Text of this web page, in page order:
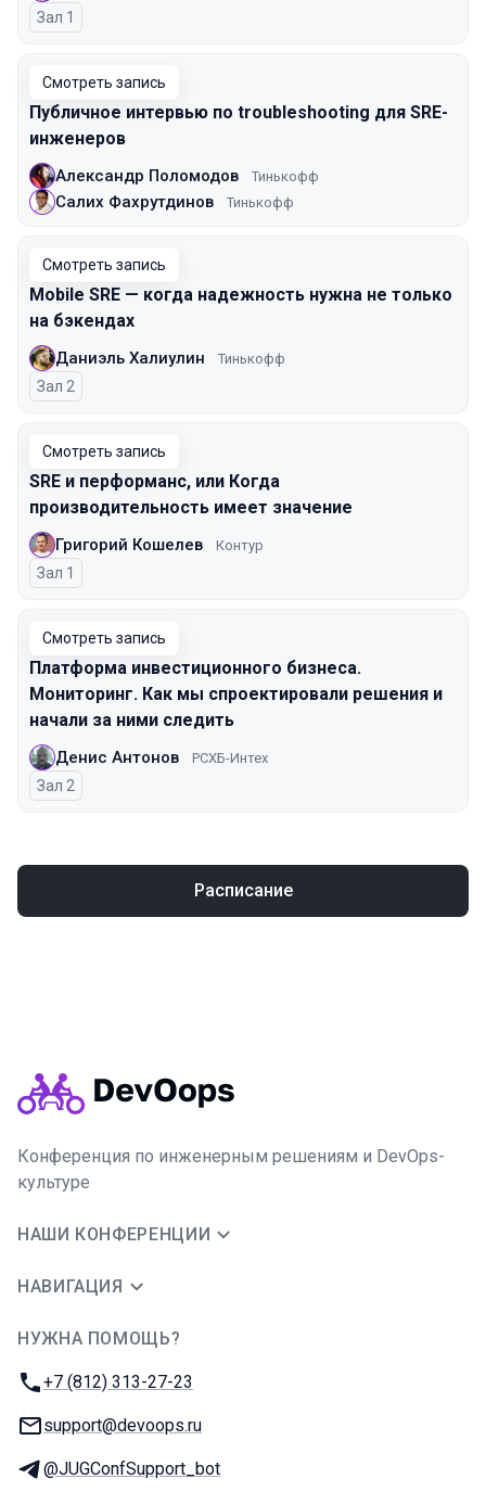
Зал 1
Смотреть запись
Публичное интервью по troubleshooting для SRE-
инженеров
Александр Поломодов Тинькофф
Салих Фахрутдинов Тинькофф
Смотреть запись
Mobile SRE — когда надежность нужна не только
на бэкендах
Даниэль Халиулин Тинькофф
Зал 2
Смотреть запись
SRE и перформанс, или Когда
производительность имеет значение
Григорий Кошелев Контур
Зал 1
Смотреть запись
Платформа инвестиционного бизнеса.
Мониторинг. Как мы спроектировали решения и
начали за ними следить
Денис Антонов РСХБ-Интех
Зал 2
Расписание
Конференция по инженерным решениям и DevOps-
культуре
НАШИ КОНФЕРЕНЦИИ
НАВИГАЦИЯ
НУЖНА ПОМОЩЬ?
Телефон:
+7 (812) 313-27-23
E-mail:
support@devoops.ru
Телеграм:
@JUGConfSupport_bot